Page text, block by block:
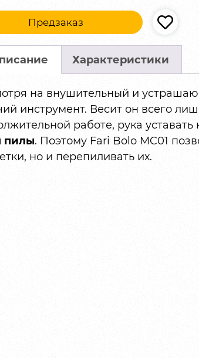
Предзаказ
Характеристики
на внушительный и
инструмент. Весит он всего
работе, рука уставать
пилы. Поэтому Fari Bolo MC01
но и перепиливать их.